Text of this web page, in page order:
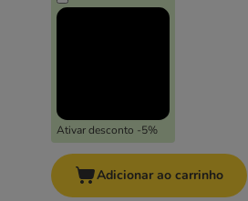
Ativar desconto -5%
Adicionar ao carrinho